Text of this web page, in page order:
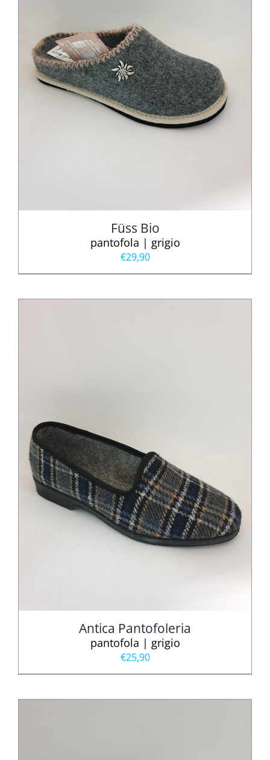
Füss Bio
pantofola | grigio
€29,90
Antica Pantofoleria
pantofola | grigio
€25,90